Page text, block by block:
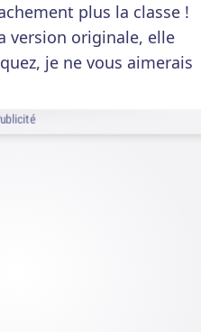
plus la classe !
version originale, elle
je ne vous aimerais